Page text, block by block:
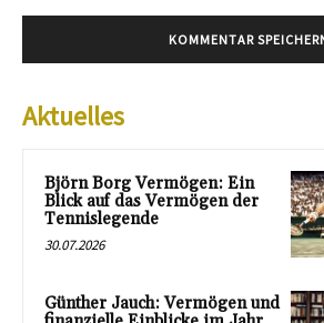
Aktuelles
Björn Borg Vermögen: Ein
Blick auf das Vermögen der
Tennislegende
30.07.2026
Günther Jauch: Vermögen und